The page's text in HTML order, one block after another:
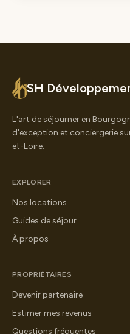
SH
L'art de séjourner en
d'exception et conciergerie
et-Loire.
EXPLORER
Nos locations
Guides de séjour
À propos
PROPRIÉTAIRES
Devenir partenaire
Estimer mes revenus
Questions fréquentes